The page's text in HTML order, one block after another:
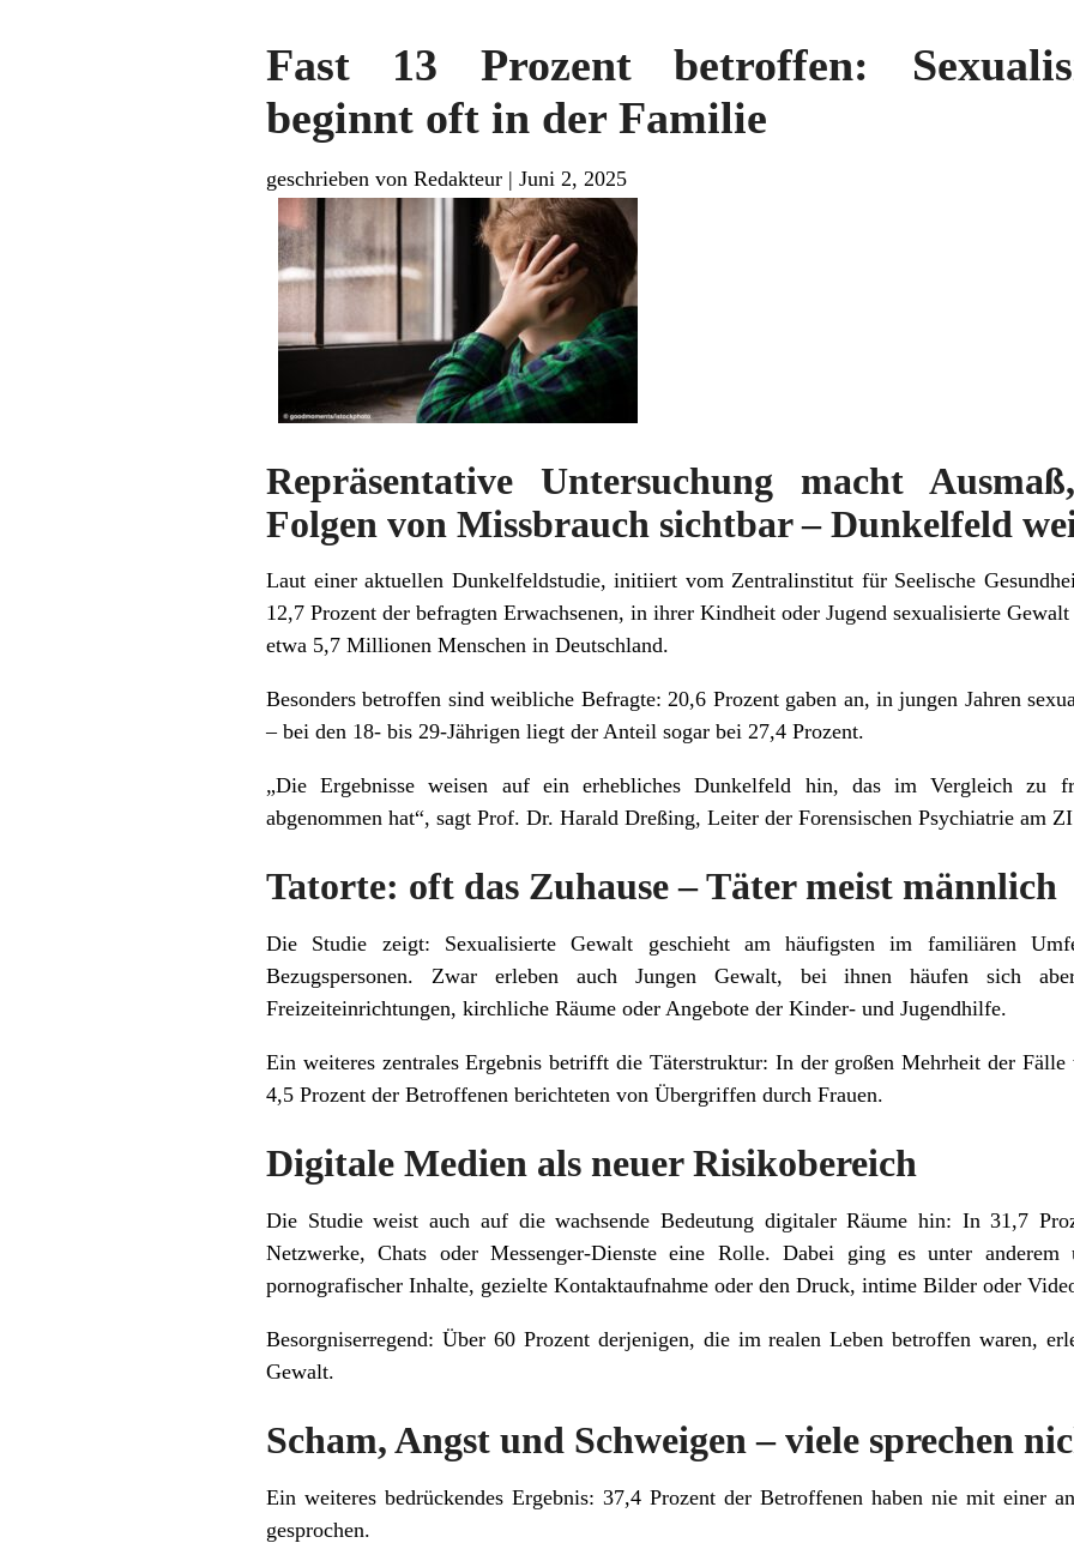
Fast 13 Prozent betroffen:
beginnt oft in der Familie
geschrieben von Redakteur | Juni 2, 2025
Repräsentative Untersuchung macht
Folgen von Missbrauch sichtbar – Dunkelfeld
Laut einer aktuellen Dunkelfeldstudie, initiiert vom Zentralinstitut für Seelische
12,7 Prozent der befragten Erwachsenen, in ihrer Kindheit oder Jugend sexualisierte
etwa 5,7 Millionen Menschen in Deutschland.
Besonders betroffen sind weibliche Befragte: 20,6 Prozent gaben an, in jungen Jahren
– bei den 18- bis 29-Jährigen liegt der Anteil sogar bei 27,4 Prozent.
„Die Ergebnisse weisen auf ein erhebliches Dunkelfeld hin, das im Vergleich zu
abgenommen hat“, sagt Prof. Dr. Harald Dreßing, Leiter der Forensischen Psychiatrie am
Tatorte: oft das Zuhause – Täter meist männlich
Die Studie zeigt: Sexualisierte Gewalt geschieht am häufigsten im familiären
Bezugspersonen. Zwar erleben auch Jungen Gewalt, bei ihnen häufen sich
Freizeiteinrichtungen, kirchliche Räume oder Angebote der Kinder- und Jugendhilfe.
Ein weiteres zentrales Ergebnis betrifft die Täterstruktur: In der großen Mehrheit der
4,5 Prozent der Betroffenen berichteten von Übergriffen durch Frauen.
Digitale Medien als neuer Risikobereich
Die Studie weist auch auf die wachsende Bedeutung digitaler Räume hin: In 31,7
Netzwerke, Chats oder Messenger-Dienste eine Rolle. Dabei ging es unter anderem
pornografischer Inhalte, gezielte Kontaktaufnahme oder den Druck, intime Bilder oder
Besorgniserregend: Über 60 Prozent derjenigen, die im realen Leben betroffen waren,
Gewalt.
Scham, Angst und Schweigen – viele sprechen
Ein weiteres bedrückendes Ergebnis: 37,4 Prozent der Betroffenen haben nie mit einer
gesprochen.